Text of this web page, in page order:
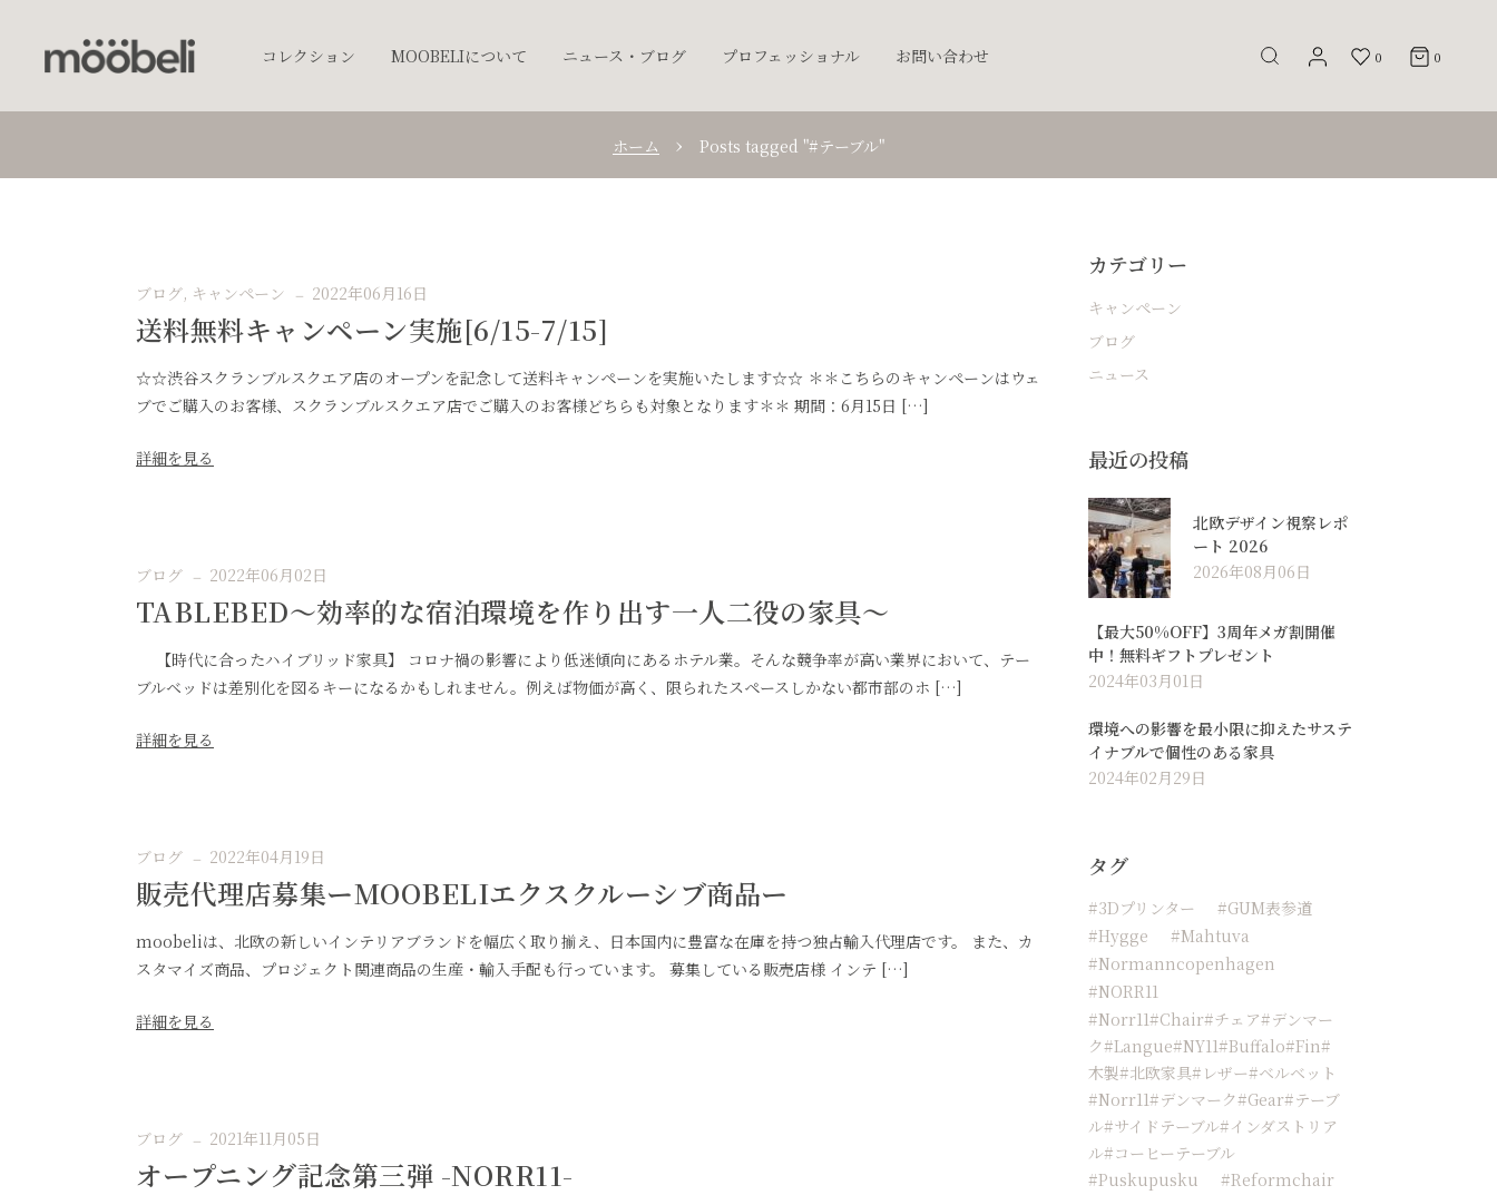
コレクション
キッチンウェア
プランター
オブジェクト
アクセサリー
ベッド
吸音家具
ソファ
デスク
カテゴリなし
MOOBELIについて ニュース・ブログ プロフェッショナル お問い合わせ 0 0
ホーム Posts tagged "#テーブル"
ブログ, キャンペーン 2022年06月16日
送料無料キャンペーン実施[6/15-7/15]
☆☆渋谷スクランブルスクエア店のオープンを記念して送料キャンペーンを実施いたします☆☆ ＊＊こちらのキャンペーンはウェ
ブでご購入のお客様、スクランブルスクエア店でご購入のお客様どちらも対象となります＊＊ 期間：6月15日 […]
詳細を見る
ブログ 2022年06月02日
TABLEBED〜効率的な宿泊環境を作り出す一人二役の家具〜
【時代に合ったハイブリッド家具】 コロナ禍の影響により低迷傾向にあるホテル業。そんな競争率が高い業界において、テー
ブルベッドは差別化を図るキーになるかもしれません。例えば物価が高く、限られたスペースしかない都市部のホ […]
詳細を見る
ブログ 2022年04月19日
販売代理店募集ーMOOBELIエクスクルーシブ商品ー
moobeliは、北欧の新しいインテリアブランドを幅広く取り揃え、日本国内に豊富な在庫を持つ独占輸入代理店です。 また、カ
スタマイズ商品、プロジェクト関連商品の生産・輸入手配も行っています。 募集している販売店様 インテ […]
詳細を見る
ブログ 2021年11月05日
オープニング記念第三弾 -NORR11-
カテゴリー
キャンペーン
ブログ
ニュース
最近の投稿
北欧デザイン視察レポ
ート 2026
2026年08月06日
【最大50%OFF】3周年メガ割開催
中！無料ギフトプレゼント
2024年03月01日
環境への影響を最小限に抑えたサステ
イナブルで個性のある家具
2024年02月29日
タグ
#3Dプリンター
#GUM表参道
#hygge
#Mahtuva
#normanncopenhagen
#NORR11
#Norr11#chair#チェア#デンマー
ク#langue#NY11#buffalo#fin#
木製#北欧家具#レザー#ベルベット
#norr11#デンマーク#Gear#テーブ
ル#サイドテーブル#インダストリア
ル#コーヒーテーブル
#Puskupusku
#reformchair